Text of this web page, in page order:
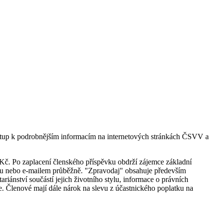
k podrobnějším informacím na internetových stránkách ČSVV a
Po zaplacení členského příspěvku obdrží zájemce základní
e-mailem průběžně. "Zpravodaj" obsahuje především
součástí jejich životního stylu, informace o právních
mají dále nárok na slevu z účastnického poplatku na